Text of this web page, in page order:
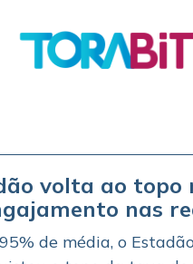
volta ao topo
nas
de média, o